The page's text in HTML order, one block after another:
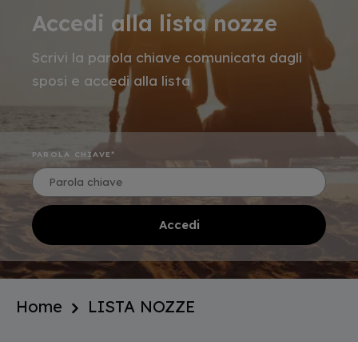
Accedi alla lista nozze
Scrivi la parola chiave comunicata dagli
sposi e accedi alla lista
PAROLA CHIAVE
Home LISTA NOZZE